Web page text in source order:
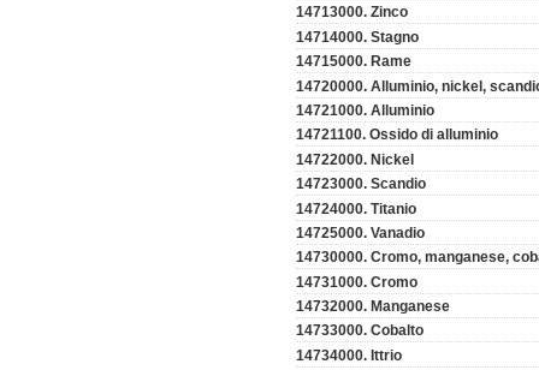
14713000. Zinco
14714000. Stagno
14715000. Rame
14720000. Alluminio, nickel,
14721000. Alluminio
14721100. Ossido di alluminio
14722000. Nickel
14723000. Scandio
14724000. Titanio
14725000. Vanadio
14730000. Cromo, manganese,
14731000. Cromo
14732000. Manganese
14733000. Cobalto
14734000. Ittrio